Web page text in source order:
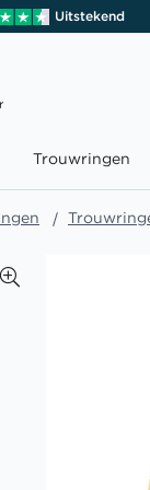
Uitstekend
Trouwringen